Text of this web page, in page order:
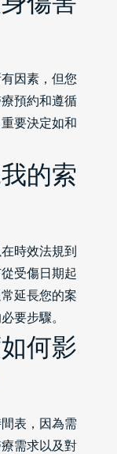
因素，但您
預約和遵循
要決定如和
的索
時效法規到
受傷日期起
延長您的案
要步驟。
何影
表，因為需
需求以及對